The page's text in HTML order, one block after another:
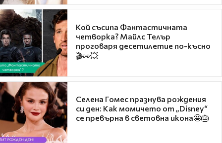
Кой съсипа Фантастичната
четворка? Майлс Телър
проговаря десетилетие по-късно
🎬👀💥
Селена Гомес празнува рождения
си ден: Как момичето от „Disney“
се превърна в световна икона🤩🎂